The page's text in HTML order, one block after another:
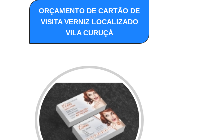
ORÇAMENTO DE CARTÃO DE
VISITA VERNIZ LOCALIZADO
VILA CURUÇÁ